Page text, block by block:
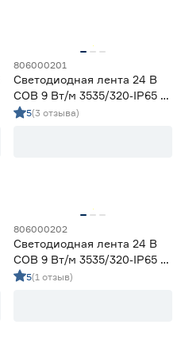
806000201
Светодиодная лента 24 В
COB 9 Вт/м 3535/320‑IP65 5
мм дневной 5 м Geniled
5(3 отзыва)
806000202
Светодиодная лента 24 В
COB 9 Вт/м 3535/320‑IP65 5
мм холодный 5 м Geniled
5(1 отзыв)